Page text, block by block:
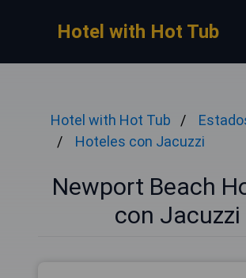
Hotel with Hot Tub
Hotel with Hot Tub
Hoteles con Jacuzzi
Newport Beach
con Jacuzzi